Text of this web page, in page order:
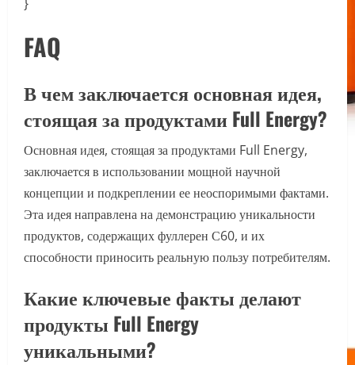
FAQ
В чем заключается основная идея,
стоящая за продуктами Full Energy?
Основная идея, стоящая за продуктами Full Energy,
заключается в использовании мощной научной
концепции и подкреплении ее неоспоримыми фактами.
Эта идея направлена на демонстрацию уникальности
продуктов, содержащих фуллерен С60, и их
способности приносить реальную пользу потребителям.
Какие ключевые факты делают
продукты Full Energy
уникальными?